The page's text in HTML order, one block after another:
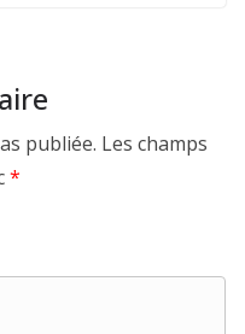
publiée. Les champs
*